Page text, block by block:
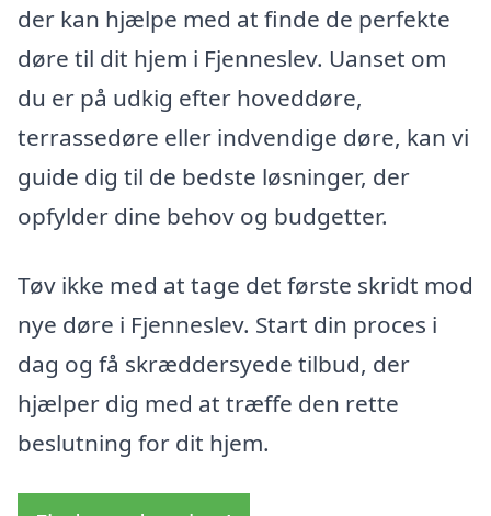
der kan hjælpe med at finde de perfekte
døre til dit hjem i Fjenneslev. Uanset om
du er på udkig efter hoveddøre,
terrassedøre eller indvendige døre, kan vi
guide dig til de bedste løsninger, der
opfylder dine behov og budgetter.
Tøv ikke med at tage det første skridt mod
nye døre i Fjenneslev. Start din proces i
dag og få skræddersyede tilbud, der
hjælper dig med at træffe den rette
beslutning for dit hjem.